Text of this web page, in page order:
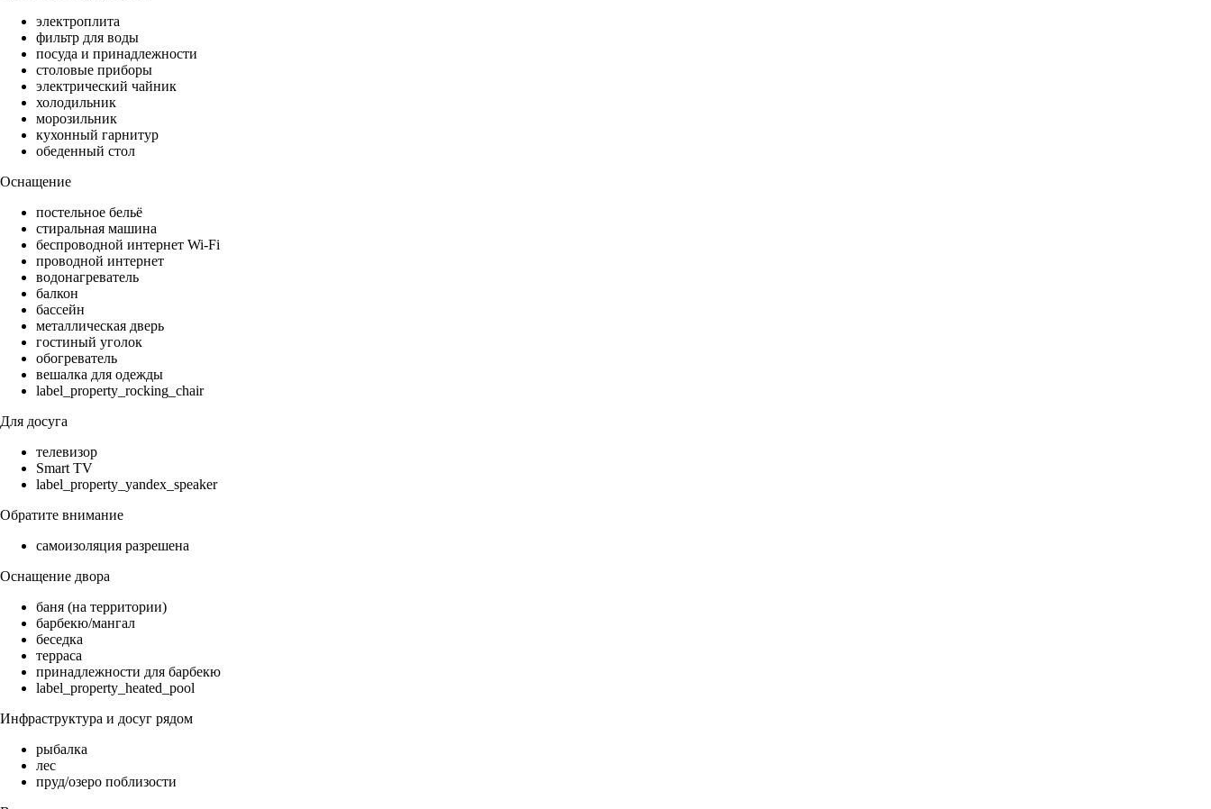
электроплита
фильтр для воды
посуда и принадлежности
столовые приборы
электрический чайник
холодильник
морозильник
кухонный гарнитур
обеденный стол
Оснащение
постельное бельё
стиральная машина
беспроводной интернет Wi-Fi
проводной интернет
водонагреватель
балкон
бассейн
металлическая дверь
гостиный уголок
обогреватель
вешалка для одежды
label_property_rocking_chair
Для досуга
телевизор
Smart TV
label_property_yandex_speaker
Обратите внимание
самоизоляция разрешена
Оснащение двора
баня (на территории)
барбекю/мангал
беседка
терраса
принадлежности для барбекю
label_property_heated_pool
Инфраструктура и досуг рядом
рыбалка
лес
пруд/озеро поблизости